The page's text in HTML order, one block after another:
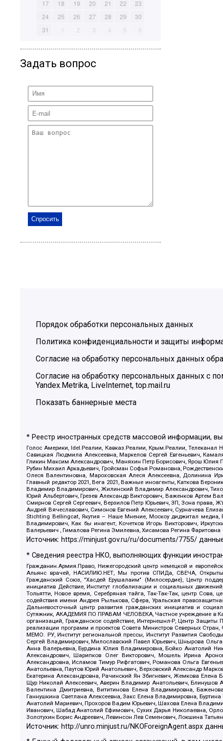
17
18 19 20 21 22
23
24
25 26 27 28 29
30
31
1 2 3 4 5 6
Задать вопрос
Порядок обработки персональных данных
Политика конфиденциальности и защиты
Согласие на обработку персональных данных
Согласие на обработку персональных данных с
Yandex.Metrika, LiveInternet, top.mail.ru
Показать баннерные места
* Реестр иностранных средств массовой информации,
Голос Америки, Idel.Реалии, Кавказ.Реалии, Крым.Реалии, Телеканал
Савицкая Людмила Алексеевна, Маркелов Сергей Евгеньевич,
Гликин Максим Александрович, Маняхин Петр Борисович, Ярош Юлия
Рубин Михаил Аркадьевич, Гройсман Софья Романовна,
Олеся Валентиновна, Мароховская Алеся Алексеевна, Долинина
Главный редактор 2021, Вега 2021, Важные иноагенты, Каткова
Владимир Владимирович, Жилинский Владимир Александрович,
Юрий Альбертович, Грезев Александр Викторович, Важенков Артем
Смирнов Сергей Сергеевич, Верзилов Петр Юрьевич, ЗП, Зона
Андрей Вячеславович, Симонов Евгений Алексеевич, Сурначева
Stichting Bellingcat, Якутия – Наше Мнение, Москоу диджитал медиа,
Владимирович, Как бы инагент, Кочетков Игорь Викторович,
Валерьевич , Гималова Регина Эмилевна, Хисамова Регина Фаритовна
Источник:https://minjust.gov.ru/ru/documents/7755/
* Сведения реестра НКО, выполняющих функции
Гражданин.Армия.Право, Нижегородский центр немецкой и
Альянс врачей, НАСИЛИЮ.НЕТ, Мы против СПИДа, СВЕЧА, Открытый
Гражданский Союз, "Хасдей Ерушалаим" (Милосердие), Центр
инициатив Действие, Институт глобализации и социальных
Тольятти, Новое время, Серебряная тайга, Так-Так-Так, центр
содействия имени Андрея Рылькова, Сфера, Уральская
Дальневосточный центр развития гражданских инициатив и
Сутяжник, АКАДЕМИЯ ПО ПРАВАМ ЧЕЛОВЕКА, Частное учреждение в
организаций, Гражданское содействие, Интернешнл-Р, Центр
реализации программ и проектов Совета Министров Северных
МЕМО. РУ, Институт региональной прессы, Институт Развития
Сергей Владимирович, Милославский Павел Юрьевич, Шнырова
Анна Валерьевна, Бурдина Юлия Владимировна, Бойко Анатолий
Александрович, Шарипков Олег Викторович, Мошель Ирина
Александровна, Исламов Тимур Рифгатович, Романова Ольга
Анатольевна, Паутов Юрий Анатольевич, Верховский Александр
Екатерина Александровна, Рачинский Ян Збигневич, Жемкова
Щур Николай Алексеевич, Аверин Владимир Анатольевич, Блинушов
Валентина Дмитриевна, Вититинова Елена Владимировна,
Ганнушкина Светлана Алексеевна, Закс Елена Владимировна,
Анатолий Мариевич, Прохоров Вадим Юрьевич, Шахова Елена
Иванович, Шабад Анатолий Ефимович, Сухих Дарья Николаевна,
Золотухин Борис Андреевич, Левинсон Лев Семенович, Локшина
Источник: http://unro.minjust.ru/NKOForeignAgent.aspx